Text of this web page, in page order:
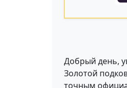
Добрый день,
Золотой
точным